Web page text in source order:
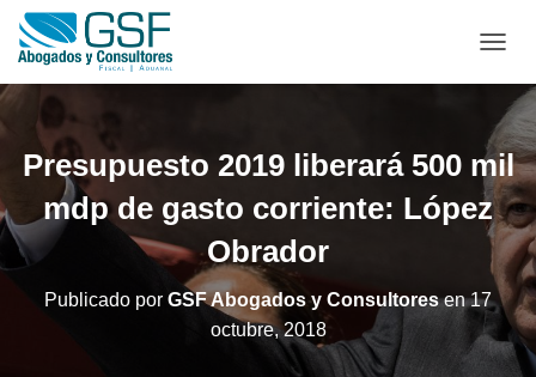
A
B
I
A
R
M
O
O
D
N
Presupuesto 2019 liberará 500 mil
mdp de gasto corriente: López
Obrador
Publicado por GSF Abogados y Consultoresen17
octubre, 2018